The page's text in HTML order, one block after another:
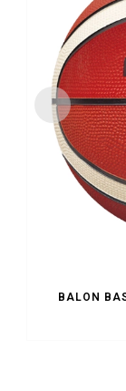
BALON